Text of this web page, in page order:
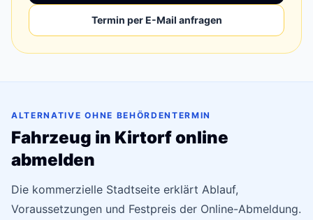
Termin per E-Mail anfragen
ALTERNATIVE OHNE BEHÖRDENTERMIN
Fahrzeug in Kirtorf online
abmelden
Die kommerzielle Stadtseite erklärt Ablauf,
Voraussetzungen und Festpreis der Online-Abmeldung.